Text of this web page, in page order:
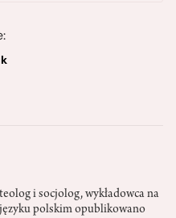
i socjolog, wykładowca na
polskim opublikowano